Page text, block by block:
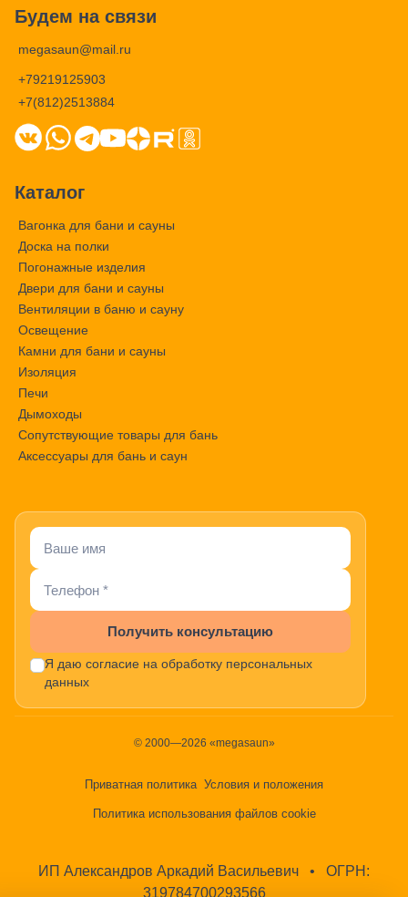
Будем на связи
megasaun@mail.ru
+79219125903
+7(812)2513884
Каталог
Вагонка для бани и сауны
Доска на полки
Погонажные изделия
Двери для бани и сауны
Вентиляции в баню и сауну
Освещение
Камни для бани и сауны
Изоляция
Печи
Дымоходы
Сопутствующие товары для бань
Аксессуары для бань и саун
Получить консультацию
Я даю согласие на обработку персональных
данных
© 2000—2026 «megasaun»
Приватная политика Условия и положения
Политика использования файлов cookie
ИП Александров Аркадий Васильевич •
ОГРН:
319784700293566